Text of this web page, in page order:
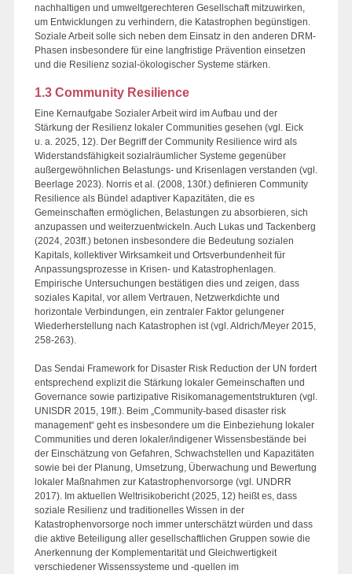
nachhaltigen und umweltgerechteren Gesellschaft mitzuwirken,
um Entwicklungen zu verhindern, die Katastrophen begünstigen.
Soziale Arbeit solle sich neben dem Einsatz in den anderen DRM-
Phasen insbesondere für eine langfristige Prävention einsetzen
und die Resilienz sozial-ökologischer Systeme stärken.
1.3 Community Resilience
Eine Kernaufgabe Sozialer Arbeit wird im Aufbau und der
Stärkung der Resilienz lokaler Communities gesehen (vgl. Eick
u. a. 2025, 12). Der Begriff der Community Resilience wird als
Widerstandsfähigkeit sozialräumlicher Systeme gegenüber
außergewöhnlichen Belastungs- und Krisenlagen verstanden (vgl.
Beerlage 2023). Norris et al. (2008, 130f.) definieren Community
Resilience als Bündel adaptiver Kapazitäten, die es
Gemeinschaften ermöglichen, Belastungen zu absorbieren, sich
anzupassen und weiterzuentwickeln. Auch Lukas und Tackenberg
(2024, 203ff.) betonen insbesondere die Bedeutung sozialen
Kapitals, kollektiver Wirksamkeit und Ortsverbundenheit für
Anpassungsprozesse in Krisen- und Katastrophenlagen.
Empirische Untersuchungen bestätigen dies und zeigen, dass
soziales Kapital, vor allem Vertrauen, Netzwerkdichte und
horizontale Verbindungen, ein zentraler Faktor gelungener
Wiederherstellung nach Katastrophen ist (vgl. Aldrich/Meyer 2015,
258-263).
Das Sendai Framework for Disaster Risk Reduction der UN fordert
entsprechend explizit die Stärkung lokaler Gemeinschaften und
Governance sowie partizipative Risikomanagementstrukturen (vgl.
UNISDR 2015, 19ff.). Beim „Community-based disaster risk
management“ geht es insbesondere um die Einbeziehung lokaler
Communities und deren lokaler/indigener Wissensbestände bei
der Einschätzung von Gefahren, Schwachstellen und Kapazitäten
sowie bei der Planung, Umsetzung, Überwachung und Bewertung
lokaler Maßnahmen zur Katastrophenvorsorge (vgl. UNDRR
2017). Im aktuellen Weltrisikobericht (2025, 12) heißt es, dass
soziale Resilienz und traditionelles Wissen in der
Katastrophenvorsorge noch immer unterschätzt würden und dass
die aktive Beteiligung aller gesellschaftlichen Gruppen sowie die
Anerkennung der Komplementarität und Gleichwertigkeit
verschiedener Wissenssysteme und -quellen im